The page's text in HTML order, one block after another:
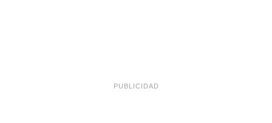
PUBLICIDAD